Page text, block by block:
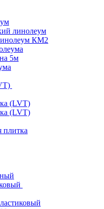
линолеум
КМ2
5м
(LVT)
(LVT)
плитка